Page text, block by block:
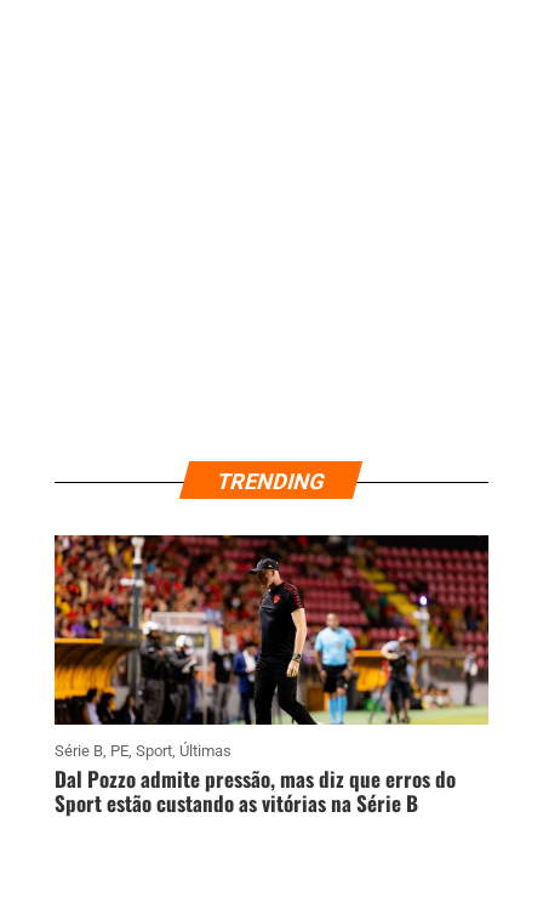
TRENDING
Série B, PE, Sport, Últimas
Dal Pozzo admite pressão, mas diz que erros do
Sport estão custando as vitórias na Série B